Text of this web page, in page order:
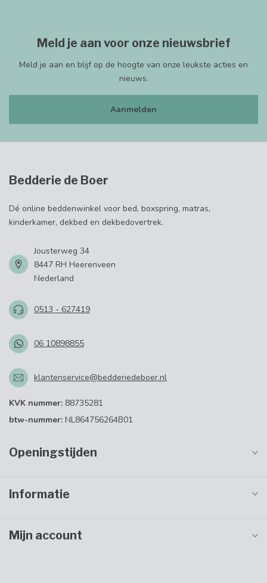
Meld je aan voor onze nieuwsbrief
Meld je aan en blijf op de hoogte van onze leukste acties en
nieuws.
Aanmelden
Bedderie de Boer
Dé online beddenwinkel voor bed, boxspring, matras,
kinderkamer, dekbed en dekbedovertrek.
Jousterweg 34
8447 RH Heerenveen
Nederland
0513 - 627419
06 10898855
klantenservice@bedderiedeboer.nl
KVK nummer: 88735281
btw-nummer: NL864756264B01
Openingstijden
Informatie
Mijn account